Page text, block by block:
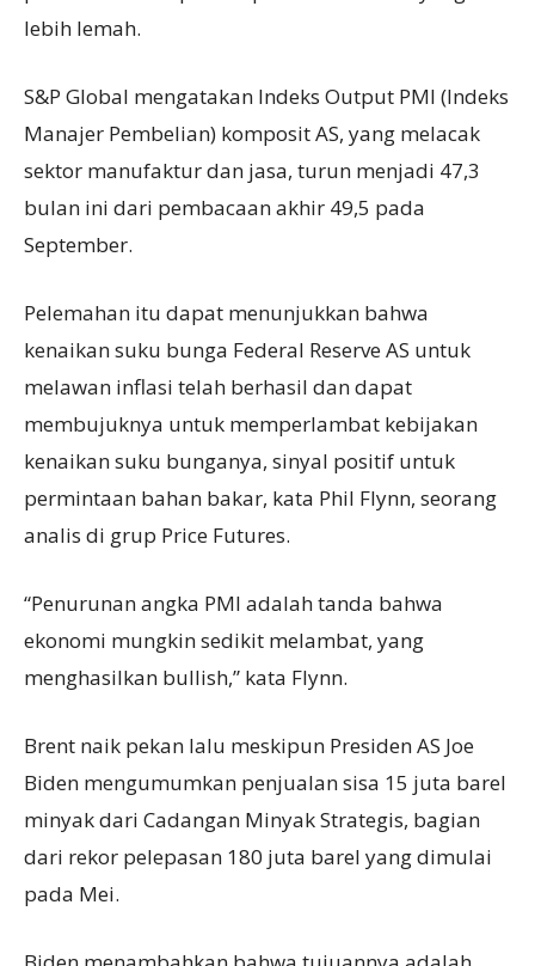
lebih lemah.
S&P Global mengatakan Indeks Output PMI (Indeks
Manajer Pembelian) komposit AS, yang melacak
sektor manufaktur dan jasa, turun menjadi 47,3
bulan ini dari pembacaan akhir 49,5 pada
September.
Pelemahan itu dapat menunjukkan bahwa
kenaikan suku bunga Federal Reserve AS untuk
melawan inflasi telah berhasil dan dapat
membujuknya untuk memperlambat kebijakan
kenaikan suku bunganya, sinyal positif untuk
permintaan bahan bakar, kata Phil Flynn, seorang
analis di grup Price Futures.
“Penurunan angka PMI adalah tanda bahwa
ekonomi mungkin sedikit melambat, yang
menghasilkan bullish,” kata Flynn.
Brent naik pekan lalu meskipun Presiden AS Joe
Biden mengumumkan penjualan sisa 15 juta barel
minyak dari Cadangan Minyak Strategis, bagian
dari rekor pelepasan 180 juta barel yang dimulai
pada Mei.